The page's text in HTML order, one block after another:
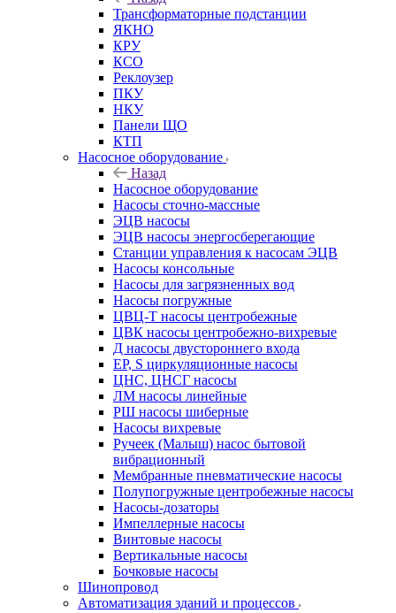
Трансформаторные подстанции
ЯКНО
КРУ
КСО
Реклоузер
ПКУ
НКУ
Панели ЩО
КТП
Насосное оборудование
Назад
Насосное оборудование
Насосы сточно-массные
ЭЦВ насосы
ЭЦВ насосы энергосберегающие
Станции управления к насосам ЭЦВ
Насосы консольные
Насосы для загрязненных вод
Насосы погружные
ЦВЦ-Т насосы центробежные
ЦВК насосы центробежно-вихревые
Д насосы двустороннего входа
EP, S циркуляционные насосы
ЦНС, ЦНСГ насосы
ЛМ насосы линейные
РШ насосы шиберные
Насосы вихревые
Ручеек (Малыш) насос бытовой
вибрационный
Мембранные пневматические насосы
Полупогружные центробежные насосы
Насосы-дозаторы
Импеллерные насосы
Винтовые насосы
Вертикальные насосы
Бочковые насосы
Шинопровод
Автоматизация зданий и процессов